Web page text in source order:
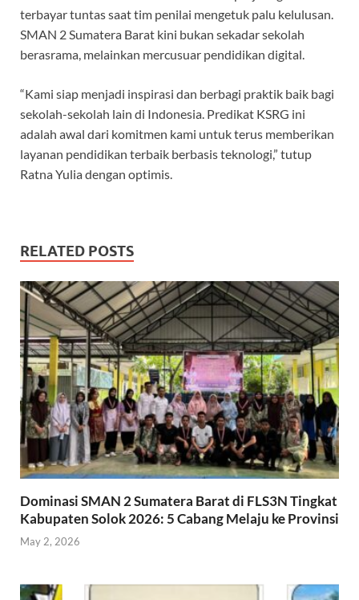
terbayar tuntas saat tim penilai mengetuk palu kelulusan.
SMAN 2 Sumatera Barat kini bukan sekadar sekolah
berasrama, melainkan mercusuar pendidikan digital.
“Kami siap menjadi inspirasi dan berbagi praktik baik bagi
sekolah-sekolah lain di Indonesia. Predikat KSRG ini
adalah awal dari komitmen kami untuk terus memberikan
layanan pendidikan terbaik berbasis teknologi,” tutup
Ratna Yulia dengan optimis.
RELATED POSTS
Dominasi SMAN 2 Sumatera Barat di FLS3N Tingkat
Kabupaten Solok 2026: 5 Cabang Melaju ke Provinsi
May 2, 2026